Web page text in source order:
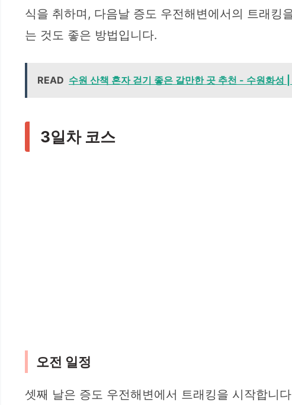
식을 취하며, 다음날 증도 우전해변에서의 트래킹
는 것도 좋은 방법입니다.
READ 수원 산책 혼자 걷기 좋은 갈만한 곳 추천 - 수원화성
3일차 코스
오전 일정
셋째 날은 증도 우전해변에서 트래킹을 시작합니